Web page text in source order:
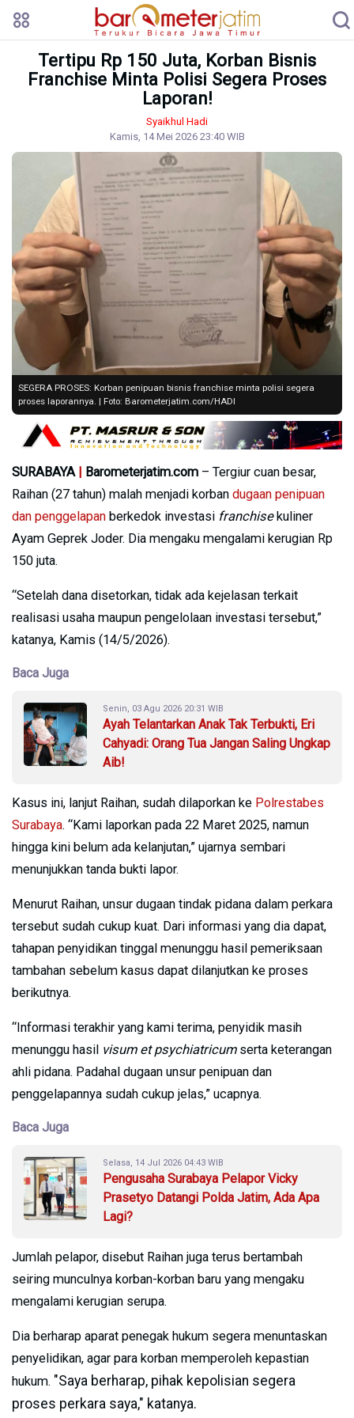
Tertipu Rp 150 Juta, Korban Bisnis
Franchise Minta Polisi Segera Proses
Laporan!
Syaikhul Hadi
Kamis, 14 Mei 2026 23:40 WIB
SEGERA PROSES: Korban penipuan bisnis franchise minta polisi segera
proses laporannya. | Foto: Barometerjatim.com/HADI
SURABAYA | Barometerjatim.com – Tergiur cuan besar,
Raihan (27 tahun) malah menjadi korban dugaan penipuan
dan penggelapan berkedok investasi franchisekuliner
Ayam Geprek Joder. Dia mengaku mengalami kerugian Rp
150 juta.
“Setelah dana disetorkan, tidak ada kejelasan terkait
realisasi usaha maupun pengelolaan investasi tersebut,”
katanya, Kamis (14/5/2026).
Baca Juga
Senin, 03 Agu 2026 20:31 WIB
Ayah Telantarkan Anak Tak Terbukti, Eri
Cahyadi: Orang Tua Jangan Saling Ungkap
Aib!
Kasus ini, lanjut Raihan, sudah dilaporkan ke Polrestabes
Surabaya. “Kami laporkan pada 22 Maret 2025, namun
hingga kini belum ada kelanjutan,” ujarnya sembari
menunjukkan tanda bukti lapor.
Menurut Raihan, unsur dugaan tindak pidana dalam perkara
tersebut sudah cukup kuat. Dari informasi yang dia dapat,
tahapan penyidikan tinggal menunggu hasil pemeriksaan
tambahan sebelum kasus dapat dilanjutkan ke proses
berikutnya.
“Informasi terakhir yang kami terima, penyidik masih
menunggu hasil visum et psychiatricumserta keterangan
ahli pidana. Padahal dugaan unsur penipuan dan
penggelapannya sudah cukup jelas,” ucapnya.
Baca Juga
Selasa, 14 Jul 2026 04:43 WIB
Pengusaha Surabaya Pelapor Vicky
Prasetyo Datangi Polda Jatim, Ada Apa
Lagi?
Jumlah pelapor, disebut Raihan juga terus bertambah
seiring munculnya korban-korban baru yang mengaku
mengalami kerugian serupa.
Dia berharap aparat penegak hukum segera menuntaskan
penyelidikan, agar para korban memperoleh kepastian
hukum. "Saya berharap, pihak kepolisian segera
proses perkara saya," katanya.